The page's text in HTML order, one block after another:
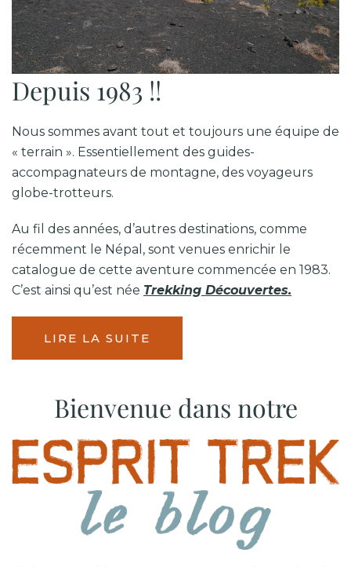
Depuis 1983 !!
Nous sommes avant tout et toujours une équipe de
« terrain ». Essentiellement des guides-
accompagnateurs de montagne, des voyageurs
globe-trotteurs.
Au fil des années, d’autres destinations, comme
récemment le Népal, sont venues enrichir le
catalogue de cette aventure commencée en 1983.
C’est ainsi qu’est née Trekking Découvertes.
LIRE LA SUITE
Bienvenue dans notre